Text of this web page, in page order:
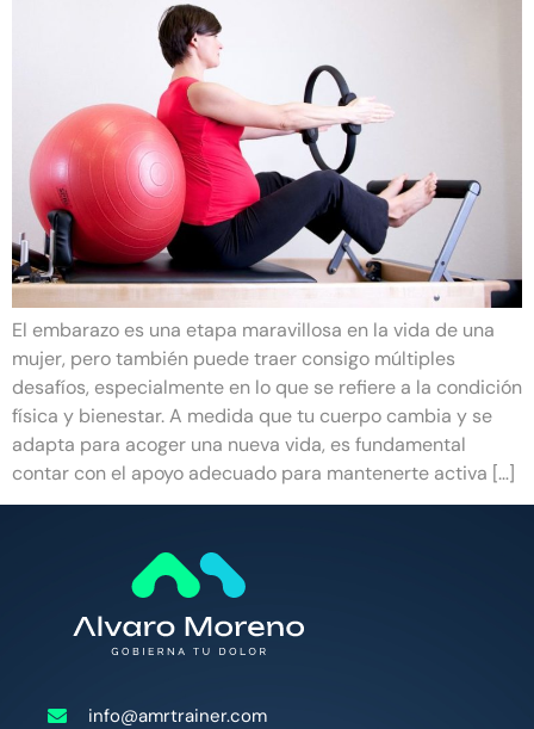
El embarazo es una etapa maravillosa en la vida de una
mujer, pero también puede traer consigo múltiples
desafíos, especialmente en lo que se refiere a la condición
física y bienestar. A medida que tu cuerpo cambia y se
adapta para acoger una nueva vida, es fundamental
contar con el apoyo adecuado para mantenerte activa […]
info@amrtrainer.com